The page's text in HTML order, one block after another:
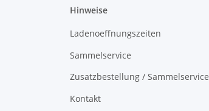
Hinweise
Ladenoeffnungszeiten
Sammelservice
Zusatzbestellung / Sammelservice
Kontakt